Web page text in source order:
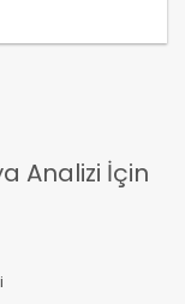
Analizi İçin